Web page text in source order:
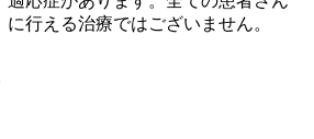
に行える治療ではございません。